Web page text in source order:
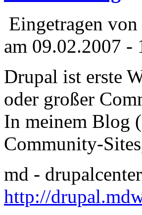
Eingetragen
am 09.02.2007 -
Drupal ist erste
oder großer
In meinem Blog
Community-
md - drupalcenter
http://